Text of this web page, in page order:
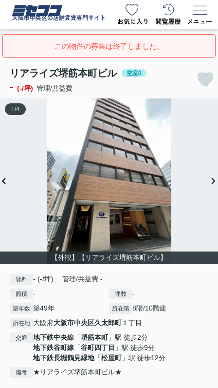
ミセココ
大阪市中央区の店舗賃貸専門サイト
この物件の募集は終了しました。
リアライズ堺筋本町ビル 空室0
- (-/坪) 管理/共益費 -
【外観】【リアライズ堺筋本町ビル】
1 /4
賃料 - (-/坪) 管理/共益費 -
面積 - 坪数 -
築年数 築49年 所在階 8階/10階建
所在地 大阪府大阪市中央区久太郎町１丁目
交通 地下鉄中央線 「堺筋本町」駅 徒歩2分
地下鉄谷町線 「谷町四丁目 」駅 徒歩9分
地下鉄長堀鶴見緑地「松屋町」駅 徒歩12分
備考 ★リアライズ堺筋本町ビル★